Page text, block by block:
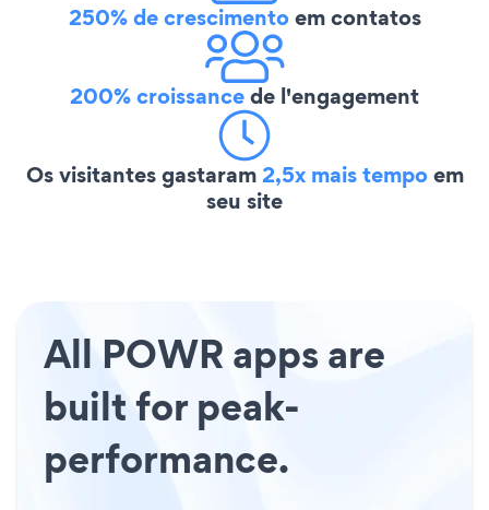
250% de crescimentoem contatos
200% croissancede l'engagement
Os visitantes gastaram2,5x mais tempoem
seu site
All POWR apps are
built for peak-
performance.